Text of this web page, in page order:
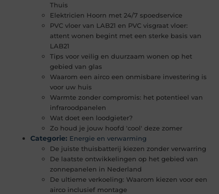
Thuis
Elektricien Hoorn met 24/7 spoedservice
PVC vloer van LAB21 en PVC visgraat vloer:
attent wonen begint met een sterke basis van
LAB21
Tips voor veilig en duurzaam wonen op het
gebied van glas
Waarom een airco een onmisbare investering is
voor uw huis
Warmte zonder compromis: het potentieel van
infraroodpanelen
Wat doet een loodgieter?
Zo houd je jouw hoofd 'cool' deze zomer
Categorie: Energie en verwarming
De juiste thuisbatterij kiezen zonder verwarring
De laatste ontwikkelingen op het gebied van
zonnepanelen in Nederland
De ultieme verkoeling: Waarom kiezen voor een
airco inclusief montage